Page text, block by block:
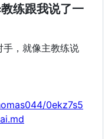
练跟我说了一
手，就像主教练说
0ekz7s5